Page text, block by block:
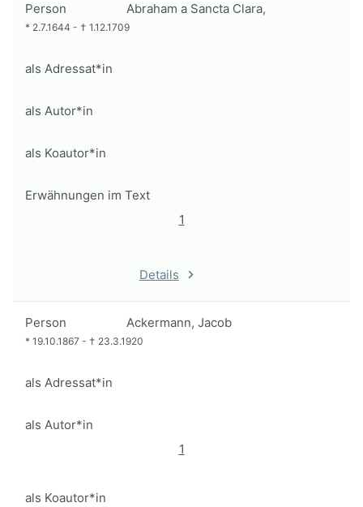
Person Abraham a Sancta Clara,
* 2.7.1644 - † 1.12.1709
als Adressat*in
als Autor*in
als Koautor*in
Erwähnungen im Text
1
Details
Person Ackermann, Jacob
* 19.10.1867 - † 23.3.1920
als Adressat*in
als Autor*in
1
als Koautor*in